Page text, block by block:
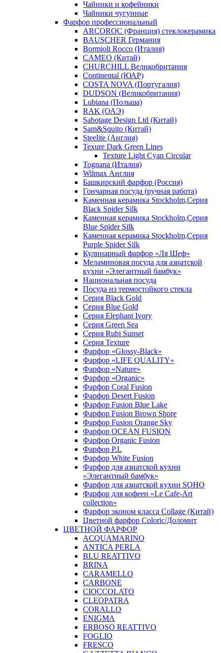
Чайники и кофейники
Чайники чугунные
Фарфор профессиональный
ARCOROC (Франция) стеклокерамика
BAUSCHER Германия
Bormioli Rocco (Италия)
CAMEO (Китай)
CHURCHILL Великобритания
Continental (ЮАР)
COSTA NOVA (Португалия)
DUDSON (Великобритания)
Lubiana (Польша)
RAK (ОАЭ)
Sabotage Design Ltd (Китай)
Sam&Squito (Китай)
Steelite (Англия)
Texure Dark Green Lines
Texture Light Cyan Circular
Tognana (Италия)
Wilmax Англия
Башкирский фарфор (Россия)
Гончарная посуда (ручная работа)
Каменная керамика Stockholm,Серия
Black Spider Silk
Каменная керамика Stockholm,Серия
Blue Spider Silk
Каменная керамика Stockholm,Серия
Purple Spider Silk
Кулинарный фарфор «Ля Шеф»
Меламиновая посуда для азиатской
кухни «Элегантный бамбук»
Национальная посуда
Посуда из термостойкого стекла
Серия Black Gold
Серия Blue Gold
Серия Elephant Ivory
Серия Green Sea
Серия Rubi Sunset
Серия Texture
Фарфор «Glossy-Black»
Фарфор «LIFE QUALITY»
Фарфор «Nature»
Фарфор «Organic»
Фарфор Coral Fusion
Фарфор Desert Fusion
Фарфор Fusion Blue Lake
Фарфор Fusion Brown Shore
Фарфор Fusion Orange Sky
Фарфор OCEAN FUSION
Фарфор Organic Fusion
Фарфор P.L
Фарфор White Fusion
Фарфор для азиатской кухни
«Элегантный бамбук»
Фарфор для азиатской кухни SOHO
Фарфор для кофеен «Le Cafe-Art
collection»
Фарфор эконом класса Collage (Китай)
Цветной фарфор Coloric/Доломит
ЦВЕТНОЙ ФАРФОР
ACQUAMARINO
ANTICA PERLA
BLU REATTIVO
BRINA
CARAMELLO
CARBONE
CIOCCOLATO
CLEOPATRA
CORALLO
ENIGMA
ERBOSO REATTIVO
FOGLIO
FRESCO